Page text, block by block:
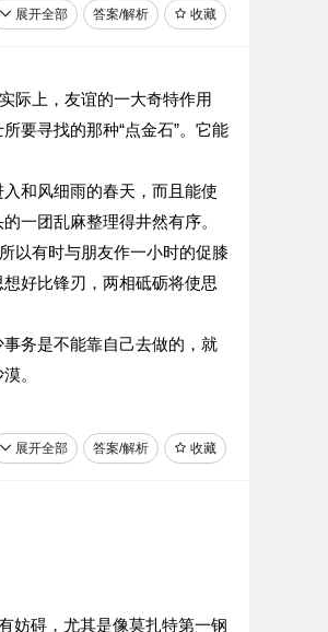
收藏
答案/解析
展开全部
际上，友谊的一大奇特作用
要寻找的那种“点金石”。它能
和风细雨的春天，而且能使
一团乱麻整理得井然有序。
以有时与朋友作一小时的促膝
好比锋刃，两相砥砺将使思
务是不能靠自己去做的，就
。
收藏
答案/解析
展开全部
妨碍，尤其是像莫扎特第一钢